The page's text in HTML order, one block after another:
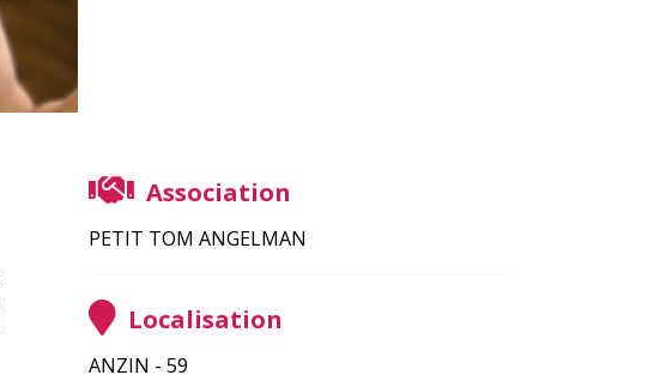
Association
PETIT TOM ANGELMAN
Localisation
ANZIN - 59